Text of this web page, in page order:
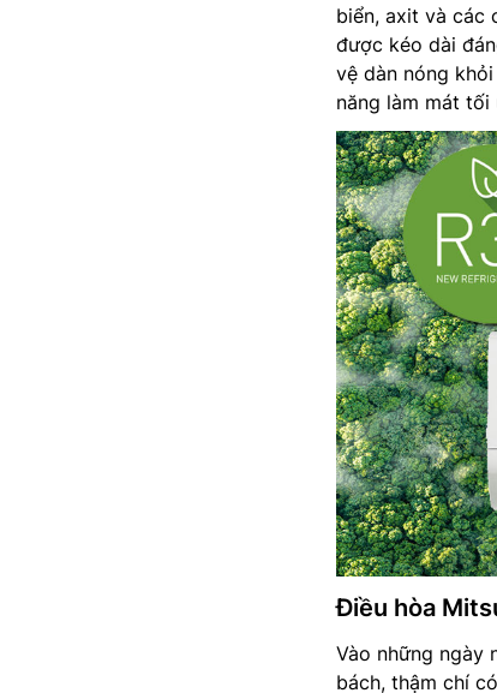
biển, axit và các
được kéo dài
vệ dàn nóng
năng làm mát tối
Điều hòa
Vào những ngày
bách, thậm chí